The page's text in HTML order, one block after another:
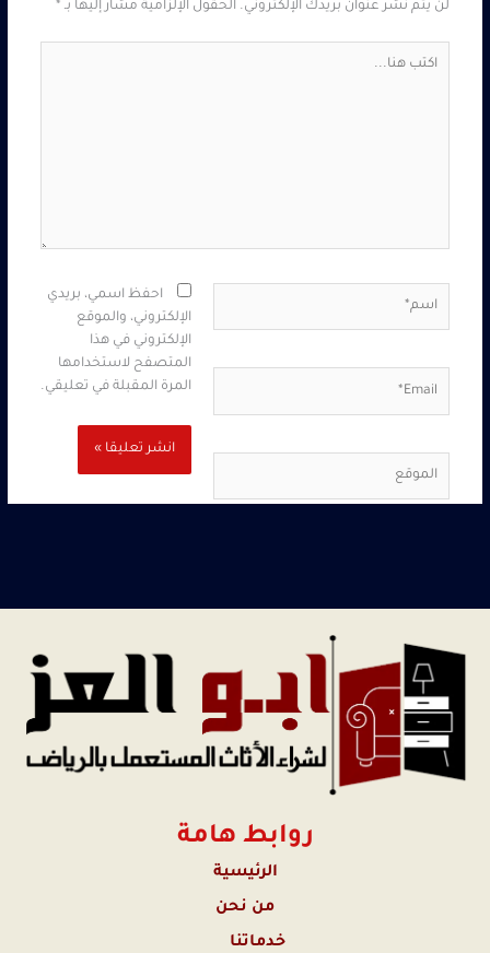
لن يتم نشر عنوان بريدك الإلكتروني. الحقول الإلزامية مشار إليها بـ *
احفظ اسمي، بريدي
الإلكتروني، والموقع
الإلكتروني في هذا
المتصفح لاستخدامها
المرة المقبلة في تعليقي.
روابط هامة
الرئيسية
من نحن
خدماتنا